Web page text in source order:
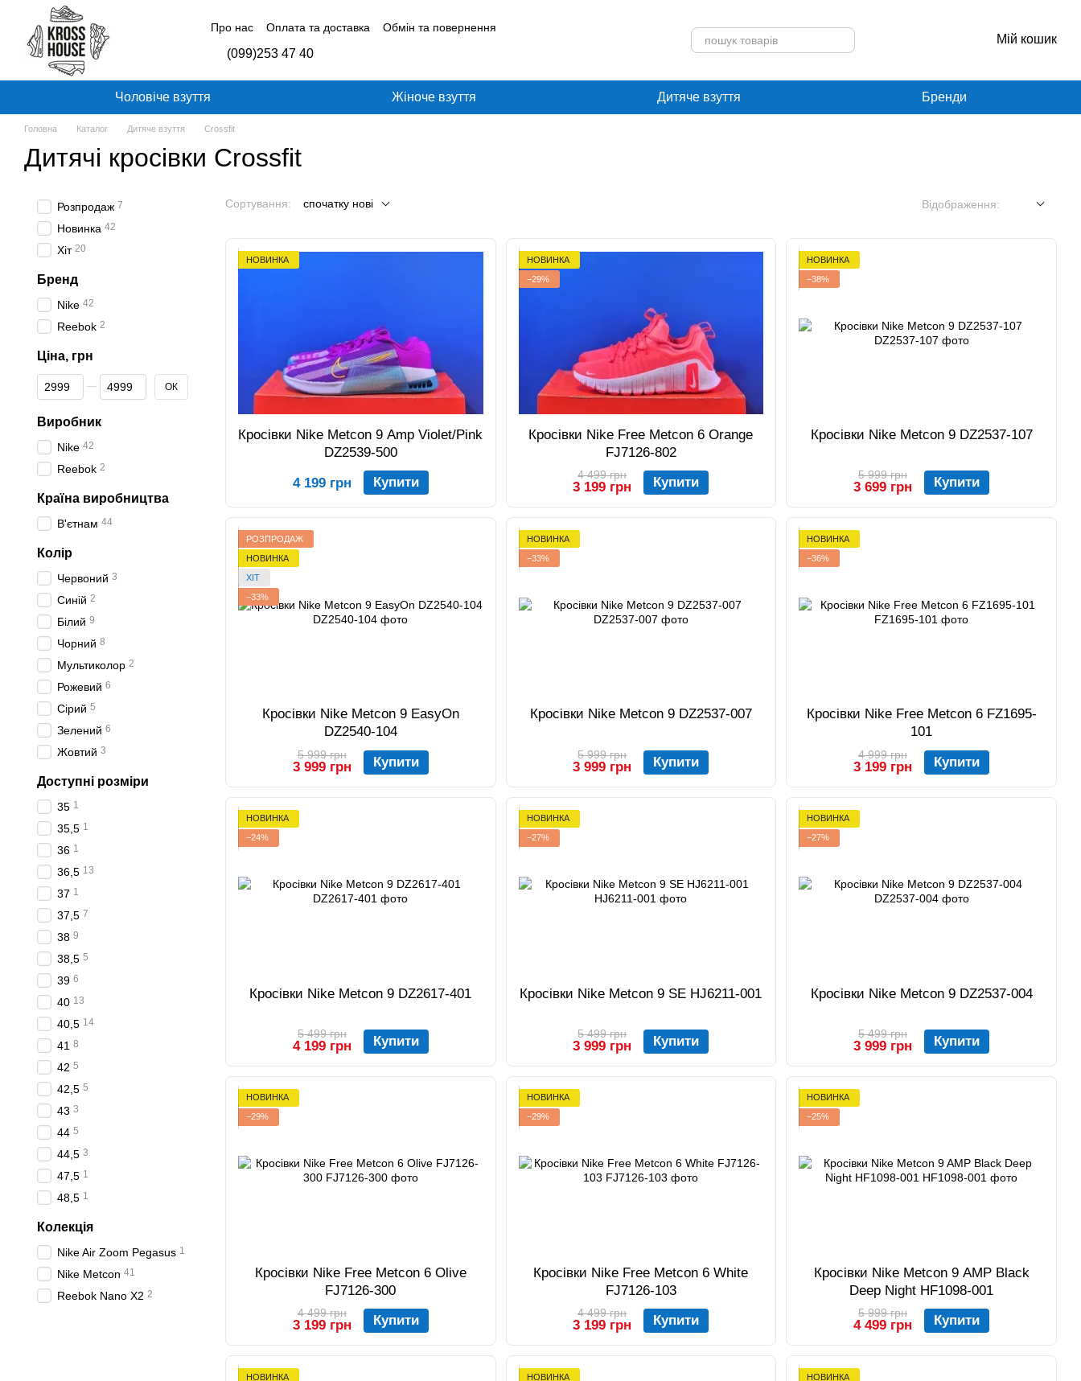
Перейти до основного контенту
Про нас
Оплата та доставка
Обмін та повернення
Відгуки про магазин
(099)253 47 40
Мій кошик
Чоловіче взуття Жіноче взуття Дитяче взуття Бренди
Головна Каталог Дитяче взуття Crossfit
Дитячі кросівки Crossfit
Сортування: спочатку нові Відображення:
НОВИНКА
Кросівки Nike Metcon 9 Amp Violet/Pink
DZ2539-500
4 199 грн Купити
НОВИНКА
−29%
Кросівки Nike Free Metcon 6 Orange
FJ7126-802
4 499 грн
3 199 грн Купити
НОВИНКА
−38%
Кросівки Nike Metcon 9 DZ2537-107
5 999 грн
3 699 грн Купити
РОЗПРОДАЖ
НОВИНКА
ХІТ
−33%
Кросівки Nike Metcon 9 EasyOn
DZ2540-104
5 999 грн
3 999 грн Купити
НОВИНКА
−33%
Кросівки Nike Metcon 9 DZ2537-007
5 999 грн
3 999 грн Купити
НОВИНКА
−36%
Кросівки Nike Free Metcon 6 FZ1695-
101
4 999 грн
3 199 грн Купити
НОВИНКА
−24%
Кросівки Nike Metcon 9 DZ2617-401
5 499 грн
4 199 грн Купити
НОВИНКА
−27%
Кросівки Nike Metcon 9 SE HJ6211-001
5 499 грн
3 999 грн Купити
НОВИНКА
−27%
Кросівки Nike Metcon 9 DZ2537-004
5 499 грн
3 999 грн Купити
НОВИНКА
−29%
Кросівки Nike Free Metcon 6 Olive
FJ7126-300
4 499 грн
3 199 грн Купити
НОВИНКА
−29%
Кросівки Nike Free Metcon 6 White
FJ7126-103
4 499 грн
3 199 грн Купити
НОВИНКА
−25%
Кросівки Nike Metcon 9 AMP Black
Deep Night HF1098-001
5 999 грн
4 499 грн Купити
НОВИНКА
НОВИНКА
НОВИНКА
Розпродаж 7
Новинка 42
Хіт 20
Бренд
Nike 42
Reebok 2
Ціна, грн
Від Ціна, грн
До Ціна, грн ОК
Виробник
Nike 42
Reebok 2
Країна виробництва
В'єтнам 44
Колір
Червоний 3
Синій 2
Білий 9
Чорний 8
Мультиколор 2
Рожевий 6
Сірий 5
Зелений 6
Жовтий 3
Доступні розміри
35 1
35,5 1
36 1
36,5 13
37 1
37,5 7
38 9
38,5 5
39 6
40 13
40,5 14
41 8
42 5
42,5 5
43 3
44 5
44,5 3
47,5 1
48,5 1
Колекція
Nike Air Zoom Pegasus 1
Nike Metcon 41
Reebok Nano X2 2